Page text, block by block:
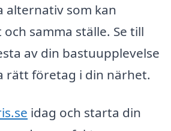
alternativ som kan
samma ställe. Se till
av din bastuupplevelse
rätt företag i din närhet.
idag och starta din